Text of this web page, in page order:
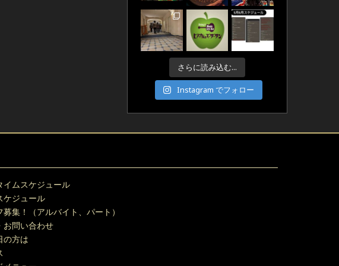
さらに読み込む...
Instagram でフォロー
イムスケジュール
ケジュール
募集！（アルバイト、パート）
お問い合わせ
の方は